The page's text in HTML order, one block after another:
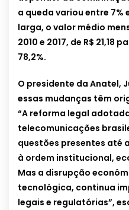
a queda variou entre 7%
larga, o valor médio
2010 e 2017, de R$ 21,18
78,2%.
O presidente da Anatel,
essas mudanças têm
“A reforma legal
telecomunicações
questões presentes até
à ordem institucional,
Mas a disrupção
tecnológica, continua
legais e regulatórias”,